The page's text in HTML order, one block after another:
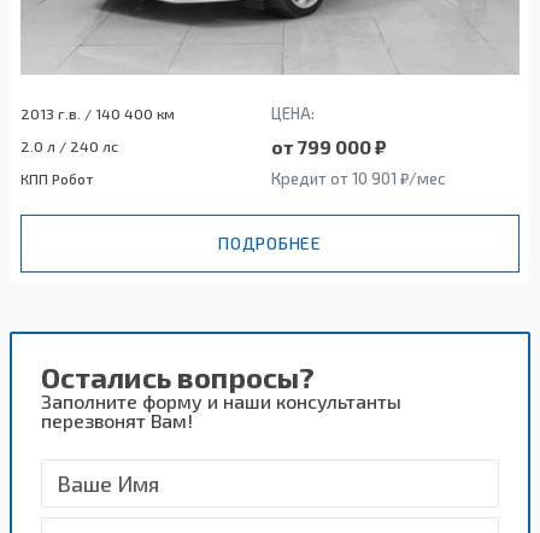
2013 г.в. / 140 400 км ЦЕНА:
2.0 л / 240 лс от 799 000 ₽
КПП Робот Кредит от 10 901 ₽/мес
ПОДРОБНЕЕ
Остались вопросы?
Заполните форму и наши консультанты
перезвонят Вам!